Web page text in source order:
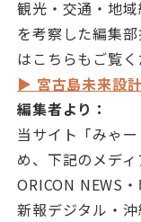
観光・交通・地
を考察した編集
はこちらもご覧く
▶ 宮古島未来設
編集者より：
当サイト「みゃ
め、下記のメディ
ORICON NEWS
新報デジタル・